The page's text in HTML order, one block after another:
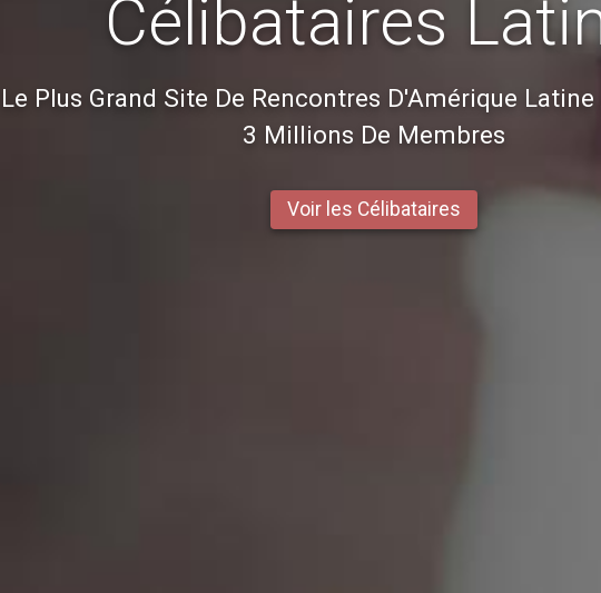
Célibataires
Le Plus Grand Site De Rencontres D'Amérique Latine
3 Millions De Membres
Voir les Célibataires